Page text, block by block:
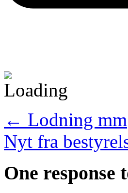
← Lodning mm
Nyt fra
One response